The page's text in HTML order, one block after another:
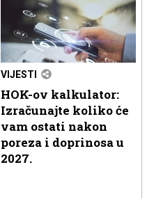
VIJESTI
HOK-ov kalkulator:
Izračunajte koliko će
vam ostati nakon
poreza i doprinosa u
2027.